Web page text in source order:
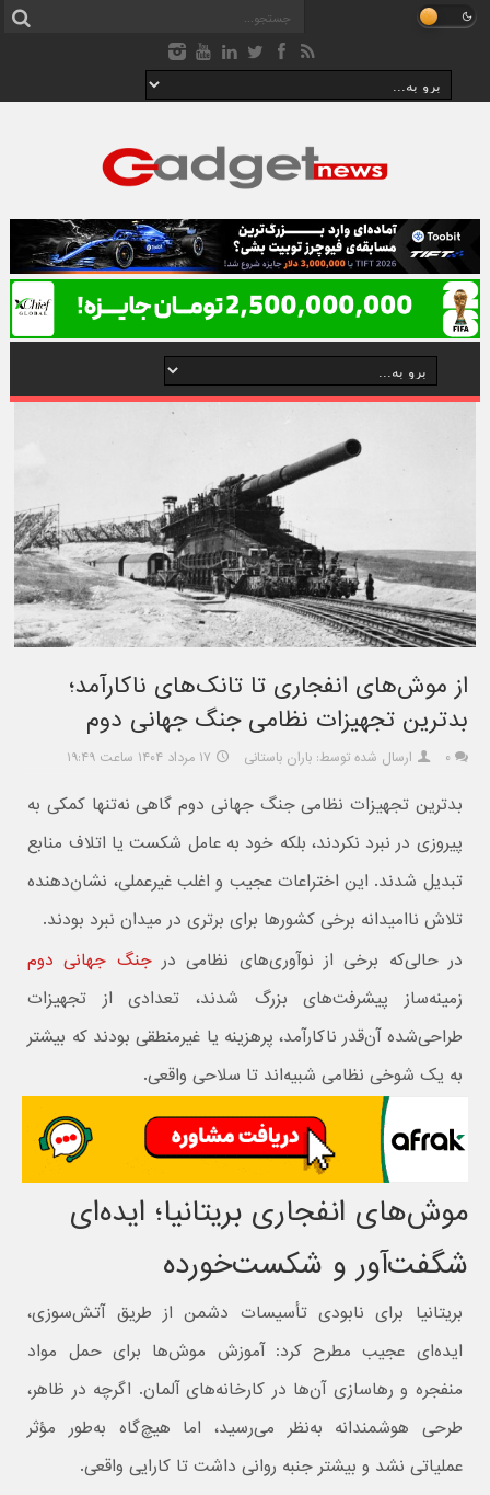
از موش‌های انفجاری تا تانک‌های ناکارآمد؛
بدترین تجهیزات نظامی جنگ جهانی دوم
۰ ارسال شده توسط: باران باستانی ۱۷ مرداد ۱۴۰۴ ساعت ۱۹:۴۹
بدترین تجهیزات نظامی جنگ جهانی دوم گاهی نه‌تنها کمکی به
پیروزی در نبرد نکردند، بلکه خود به عامل شکست یا اتلاف منابع
تبدیل شدند. این اختراعات عجیب و اغلب غیرعملی، نشان‌دهنده
تلاش ناامیدانه برخی کشورها برای برتری در میدان نبرد بودند.
در حالی‌که برخی از نوآوری‌های نظامی درجنگ جهانی دوم
زمینه‌ساز پیشرفت‌های بزرگ شدند، تعدادی از تجهیزات
طراحی‌شده آن‌قدر ناکارآمد، پرهزینه یا غیرمنطقی بودند که بیشتر
به یک شوخی نظامی شبیه‌اند تا سلاحی واقعی.
موش‌های انفجاری بریتانیا؛ ایده‌ای
شگفت‌آور و شکست‌خورده
بریتانیا برای نابودی تأسیسات دشمن از طریق آتش‌سوزی،
ایده‌ای عجیب مطرح کرد: آموزش موش‌ها برای حمل مواد
منفجره و رهاسازی آن‌ها در کارخانه‌های آلمان. اگرچه در ظاهر،
طرحی هوشمندانه به‌نظر می‌رسید، اما هیچ‌گاه به‌طور مؤثر
عملیاتی نشد و بیشتر جنبه روانی داشت تا کارایی واقعی.